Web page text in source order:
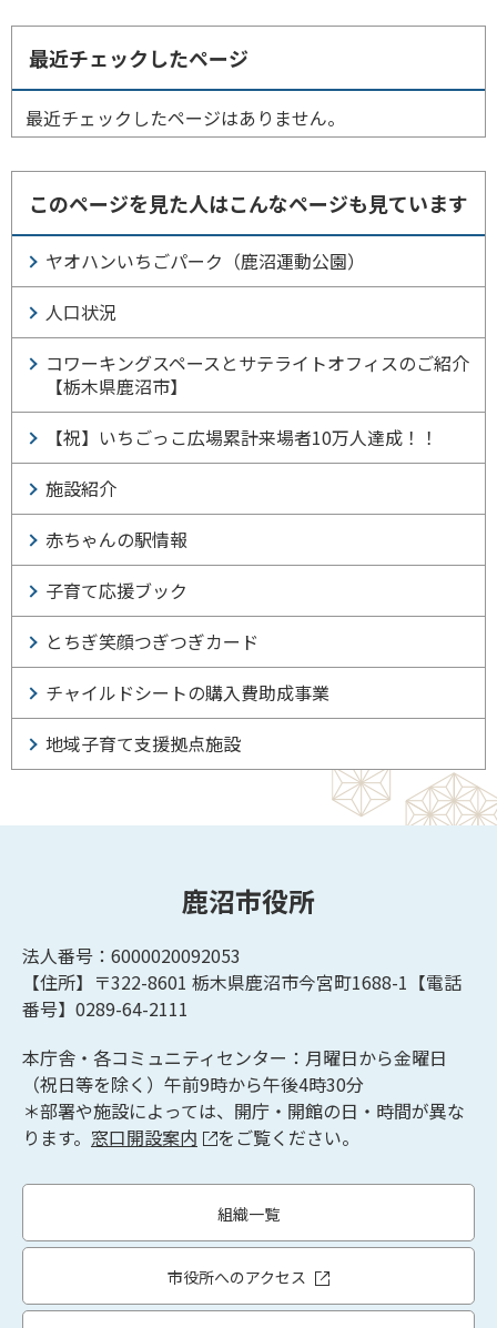
最近チェックしたページ
最近チェックしたページはありません。
このページを見た人はこんなページも見ています
ヤオハンいちごパーク（鹿沼運動公園）
人口状況
コワーキングスペースとサテライトオフィスのご紹介
【栃木県鹿沼市】
【祝】いちごっこ広場累計来場者10万人達成！！
施設紹介
赤ちゃんの駅情報
子育て応援ブック
とちぎ笑顔つぎつぎカード
チャイルドシートの購入費助成事業
地域子育て支援拠点施設
鹿沼市役所
法人番号：6000020092053
【住所】〒322-8601 栃木県鹿沼市今宮町1688-1【電話
番号】0289-64-2111
本庁舎・各コミュニティセンター：月曜日から金曜日
（祝日等を除く）午前9時から午後4時30分
＊部署や施設によっては、開庁・開館の日・時間が異な
ります。 窓口開設案内 をご覧ください。
組織一覧
市役所へのアクセス